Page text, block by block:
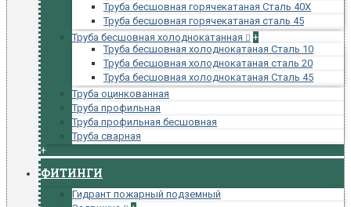
Труба бесшовная горячекатаная Сталь 40Х
Труба бесшовная горячекатаная сталь 45
Труба бесшовная холоднокатанная
+
Труба бесшовная холоднокатаная Сталь 10
Труба бесшовная холоднокатаная сталь 20
Труба бесшовная холоднокатаная Сталь 45
Труба оцинкованная
Труба профильная
Труба профильная бесшовная
Труба сварная
+
ФИТИНГИ
Гидрант пожарный подземный